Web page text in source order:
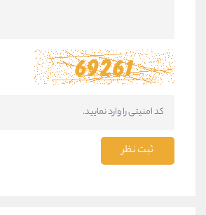
ثبت نظر